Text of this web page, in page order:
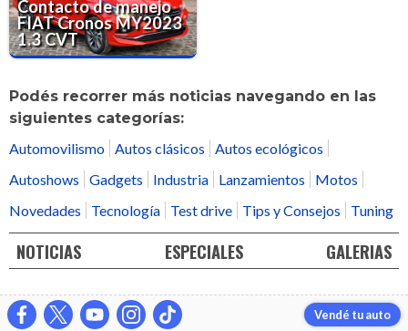
Contacto de manejo
FIAT Cronos MY2023
1.3 CVT
Podés recorrer más noticias navegando en las
siguientes categorías:
Automovilismo Autos clásicos
Autos ecológicos
Autoshows
Gadgets Industria Lanzamientos
Motos
Novedades
Tecnología Test drive Tips y Consejos Tuning
NOTICIAS ESPECIALES GALERIAS
Vendé tu auto